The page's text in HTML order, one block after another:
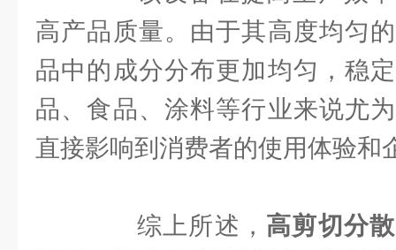
高产品质量。由于其高度均匀
品中的成分分布更加均匀，稳
品、食品、涂料等行业来说尤
直接影响到消费者的使用体验和
综上所述， 高剪切分